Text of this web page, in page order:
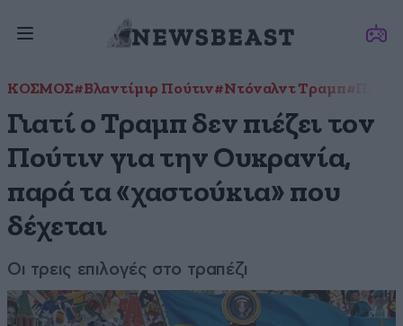
ΚΟΣΜΟΣ#Βλαντίμιρ Πούτιν#Ντόναλντ Τραμπ
Γιατί ο Τραμπ δεν πιέζει τον
Πούτιν για την Ουκρανία,
παρά τα «χαστούκια» που
δέχεται
Οι τρεις επιλογές στο τραπέζι